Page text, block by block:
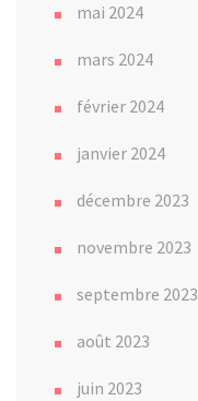
mai 2024
mars 2024
février 2024
janvier 2024
décembre 2023
novembre 2023
septembre 2023
août 2023
juin 2023